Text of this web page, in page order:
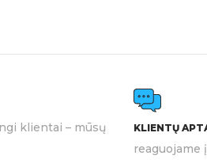
klientai – mūsų
KLIENTŲ
reaguojame